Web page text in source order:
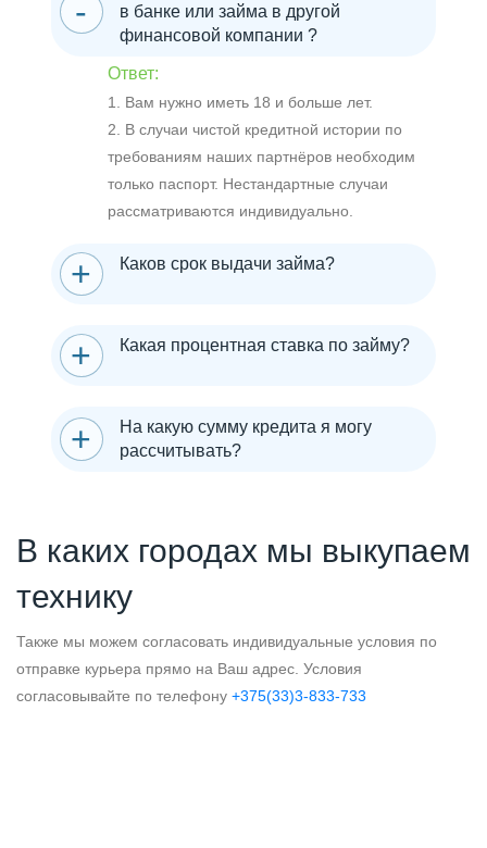
в банке или займа в другой
финансовой компании ?
Ответ:
1. Вам нужно иметь 18 и больше лет.
2. В случаи чистой кредитной истории по
требованиям наших партнёров необходим
только паспорт. Нестандартные случаи
рассматриваются индивидуально.
Каков срок выдачи займа?
Какая процентная ставка по займу?
На какую сумму кредита я могу
рассчитывать?
В каких городах мы выкупаем
технику
Также мы можем согласовать индивидуальные условия по
отправке курьера прямо на Ваш адрес. Условия
согласовывайте по телефону +375(33)3-833-733